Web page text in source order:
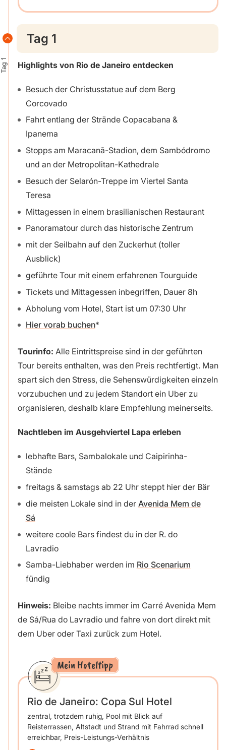
Tag 1
Tag 1
Highlights von Rio de Janeiro entdecken
Besuch der Christusstatue auf dem Berg
Corcovado
Fahrt entlang der Strände Copacabana &
Ipanema
Stopps am Maracanã-Stadion, dem Sambódromo
und an der Metropolitan-Kathedrale
Besuch der Selarón-Treppe im Viertel Santa
Teresa
Mittagessen in einem brasilianischen Restaurant
Panoramatour durch das historische Zentrum
mit der Seilbahn auf den Zuckerhut (toller
Ausblick)
geführte Tour mit einem erfahrenen Tourguide
Tickets und Mittagessen inbegriffen, Dauer 8h
Abholung vom Hotel, Start ist um 07:30 Uhr
Hier vorab buchen
Tourinfo: Alle Eintrittspreise sind in der geführten
Tour bereits enthalten, was den Preis rechtfertigt. Man
spart sich den Stress, die Sehenswürdigkeiten einzeln
vorzubuchen und zu jedem Standort ein Uber zu
organisieren, deshalb klare Empfehlung meinerseits.
Nachtleben im Ausgehviertel Lapa erleben
lebhafte Bars, Sambalokale und Caipirinha-
Stände
freitags & samstags ab 22 Uhr steppt hier der Bär
die meisten Lokale sind in der Avenida Mem de
Sá
weitere coole Bars findest du in der R. do
Lavradio
Samba-Liebhaber werden im Rio Scenarium
fündig
Hinweis: Bleibe nachts immer im Carré Avenida Mem
de Sá/Rua do Lavradio und fahre von dort direkt mit
dem Uber oder Taxi zurück zum Hotel.
Mein Hoteltipp
Rio de Janeiro: Copa Sul Hotel
zentral, trotzdem ruhig, Pool mit Blick auf
Reisterrassen, Altstadt und Strand mit Fahrrad schnell
erreichbar, Preis-Leistungs-Verhältnis